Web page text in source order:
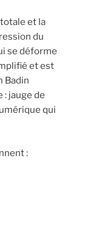
et la
du
se déforme
et est
Badin
: jauge de
qui
: